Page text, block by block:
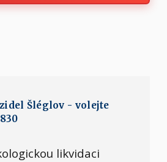
Šléglov - volejte
likvidaci